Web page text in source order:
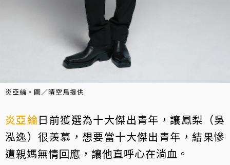
炎亞綸。圖／晴空鳥提供
炎亞綸日前獲選為十大傑出青年，讓鳳梨（吳
泓逸）很羨慕，想要當十大傑出青年，結果慘
遭親媽無情回應，讓他直呼心在淌血。